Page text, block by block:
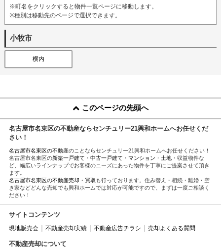
※町名をクリックすると物件一覧ページに移動します。
※種別は移動先のページで選択できます。
小牧市
横内
このページの先頭へ
名古屋市名東区の不動産ならセンチュリー21興和ホームへお任せくだ
さい！
名古屋市名東区の不動産のことならセンチュリー21興和ホームへお任せください！
名古屋市名東区の新築一戸建て ・ 中古一戸建て ・ マンション ・ 土地・収益物件な
ど、幅広いラインナップでお客様のニーズにあった物件を丁寧にご提案させて頂き
ます。
名古屋市名東区の不動産売却・買取 も行っております。住み替え・相続・離婚・空
き家などどんな売却でも興和ホームでは対応が可能ですので、まずは一度ご相談く
ださい！
サイトコンテンツ
現地販売会 不動産売却実績 不動産広告チラシ 売却よくある質問
不動産売却について